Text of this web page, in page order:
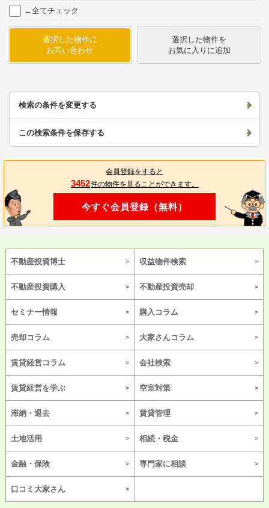
←全てチェック
選択した物件に
お問い合わせ
選択した物件を
お気に入りに追加
検索の条件を変更する
この検索条件を保存する
会員登録をすると
3452件の物件を見ることができます。
今すぐ会員登録（無料）
不動産投資博士 収益物件検索
不動産投資購入 不動産投資売却
セミナー情報 購入コラム
売却コラム 大家さんコラム
賃貸経営コラム 会社検索
賃貸経営を学ぶ 空室対策
滞納・退去 賃貸管理
土地活用 相続・税金
金融・保険 専門家に相談
口コミ大家さん